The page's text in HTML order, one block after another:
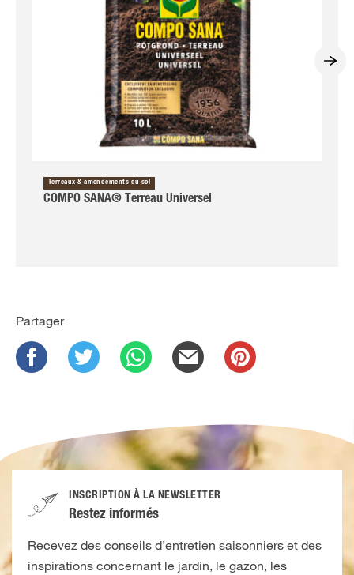
Terreaux & amendements du sol
COMPO SANA® Terreau Universel
Partager
INSCRIPTION À LA NEWSLETTER
Restez informés
Recevez des conseils d’entretien saisonniers et des
inspirations concernant le jardin, le gazon, les